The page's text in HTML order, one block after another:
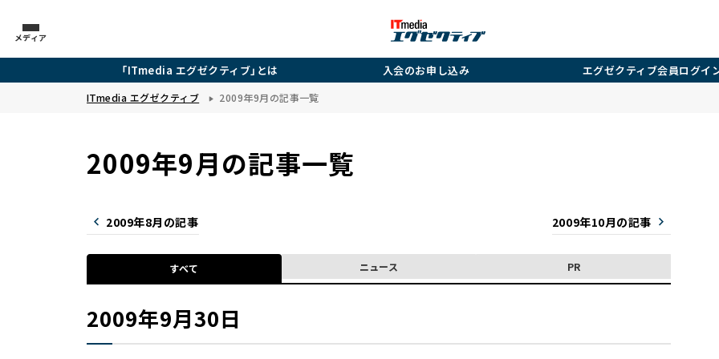
メディア
「ITmedia エグゼクティブ」とは 入会のお申し込み エグゼクティブ会員ログイ
ITmedia エグゼクティブ 2009年9月の記事一覧
2009年9月の記事一覧
2009年8月の記事 2009年10月の記事
すべて ニュース PR
2009年9月30日